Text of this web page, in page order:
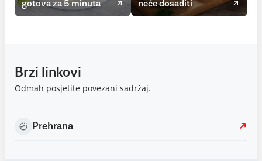
gotova za 5 minuta
neće dosaditi
Brzi linkovi
Odmah posjetite povezani sadržaj.
Prehrana